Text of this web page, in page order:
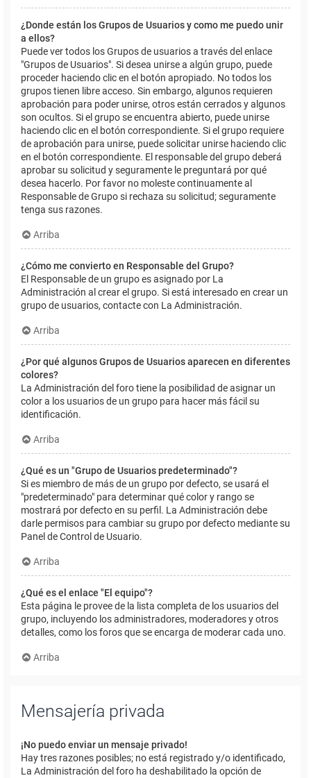
¿Donde están los Grupos de Usuarios y como me puedo unir
a ellos?
Puede ver todos los Grupos de usuarios a través del enlace
"Grupos de Usuarios". Si desea unirse a algún grupo, puede
proceder haciendo clic en el botón apropiado. No todos los
grupos tienen libre acceso. Sin embargo, algunos requieren
aprobación para poder unirse, otros están cerrados y algunos
son ocultos. Si el grupo se encuentra abierto, puede unirse
haciendo clic en el botón correspondiente. Si el grupo requiere
de aprobación para unirse, puede solicitar unirse haciendo clic
en el botón correspondiente. El responsable del grupo deberá
aprobar su solicitud y seguramente le preguntará por qué
desea hacerlo. Por favor no moleste continuamente al
Responsable de Grupo si rechaza su solicitud; seguramente
tenga sus razones.
Arriba
¿Cómo me convierto en Responsable del Grupo?
El Responsable de un grupo es asignado por La
Administración al crear el grupo. Si está interesado en crear un
grupo de usuarios, contacte con La Administración.
Arriba
¿Por qué algunos Grupos de Usuarios aparecen en diferentes
colores?
La Administración del foro tiene la posibilidad de asignar un
color a los usuarios de un grupo para hacer más fácil su
identificación.
Arriba
¿Qué es un "Grupo de Usuarios predeterminado"?
Si es miembro de más de un grupo por defecto, se usará el
"predeterminado" para determinar qué color y rango se
mostrará por defecto en su perfil. La Administración debe
darle permisos para cambiar su grupo por defecto mediante su
Panel de Control de Usuario.
Arriba
¿Qué es el enlace "El equipo"?
Esta página le provee de la lista completa de los usuarios del
grupo, incluyendo los administradores, moderadores y otros
detalles, como los foros que se encarga de moderar cada uno.
Arriba
Mensajería privada
¡No puedo enviar un mensaje privado!
Hay tres razones posibles; no está registrado y/o identificado,
La Administración del foro ha deshabilitado la opción de